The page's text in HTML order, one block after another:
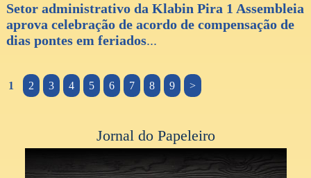
Setor administrativo da Klabin Pira 1 Assembleia
aprova celebração de acordo de compensação de
dias pontes em feriados...
1 2 3 4 5 6 7 8 9 >
Jornal do Papeleiro